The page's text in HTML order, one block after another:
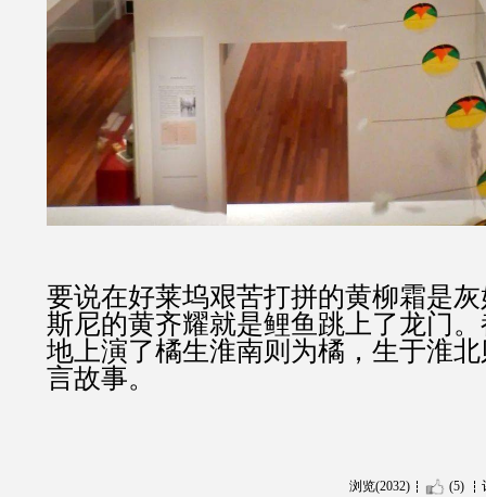
要说在好莱坞艰苦打拼的黄柳霜是
斯尼的黄齐耀就是鲤鱼跳上了龙门
地上演了橘生淮南则为橘，生于淮
言故事。
浏览(2032) (5)